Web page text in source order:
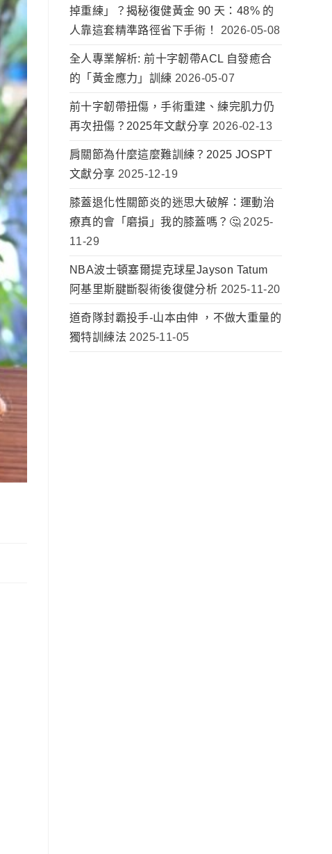
掉重練」？揭秘復健黃金 90 天：48% 的
人靠這套精準路徑省下手術！
2026-05-08
全人專業解析: 前十字韌帶ACL 自發癒合
的「黃金應力」訓練 2026-05-07
前十字韌帶扭傷，手術重建、練完肌力仍
再次扭傷？2025年文獻分享 2026-02-13
肩關節為什麼這麼難訓練？2025 JOSPT
文獻分享 2025-12-19
膝蓋退化性關節炎的迷思大破解：運動治
療真的會「磨損」我的膝蓋嗎？🤔 2025-
11-29
NBA波士頓塞爾提克球星Jayson Tatum
阿基里斯腱斷裂術後復健分析 2025-11-20
道奇隊封霸投手-山本由伸 ，不做大重量的
獨特訓練法 2025-11-05